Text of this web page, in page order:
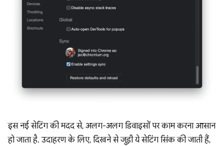
इस नई सेटिंग की मदद से, अलग-अलग डिवाइसों पर काम करना आसान
हो जाता है. उदाहरण के लिए, दिखने से जुड़ी ये सेटिंग सिंक की जाती हैं,